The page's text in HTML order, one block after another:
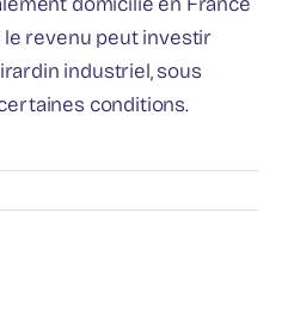
le revenu peut investir
industriel, sous
conditions.